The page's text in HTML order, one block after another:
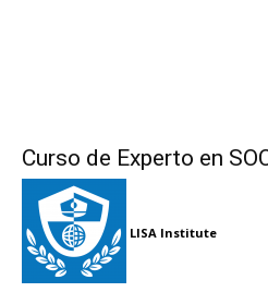
Curso de Experto en
LISA Institute